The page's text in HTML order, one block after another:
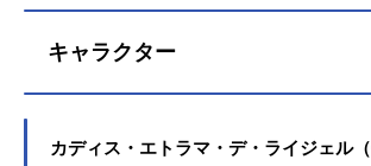
キャラクター
カディス・エトラマ・デ・ライジェル（